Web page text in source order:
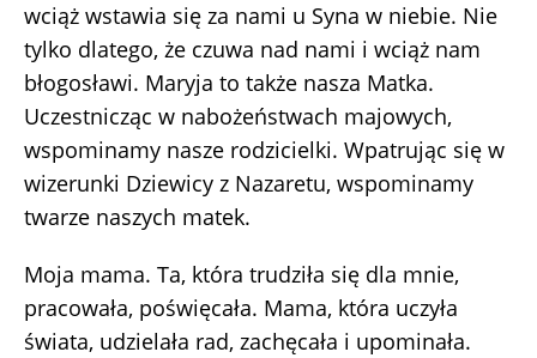
wciąż wstawia się za nami u Syna w niebie. Nie
tylko dlatego, że czuwa nad nami i wciąż nam
błogosławi. Maryja to także nasza Matka.
Uczestnicząc w nabożeństwach majowych,
wspominamy nasze rodzicielki. Wpatrując się w
wizerunki Dziewicy z Nazaretu, wspominamy
twarze naszych matek.
Moja mama. Ta, która trudziła się dla mnie,
pracowała, poświęcała. Mama, która uczyła
świata, udzielała rad, zachęcała i upominała.